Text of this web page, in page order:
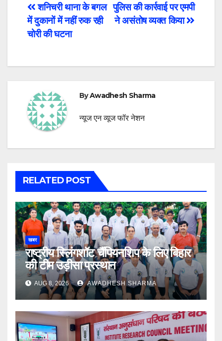
Post
navigation
पुलिस की कार्रवाई पर एमपी
ने असंतोष व्यक्त किया
शनिचरी थाना के बगल
में दुकानों में नहीं रुक रही
चोरी की घटना
ByAwadhesh Sharma
न्यूज एन व्यूज फॉर नेशन
RELATED POST
खबर
राष्ट्रीय स्लिंगशॉट चैंपियनशिप के लिए बिहार
की टीम उड़ीसा प्रस्थान
AUG 8, 2026 AWADHESH SHARMA